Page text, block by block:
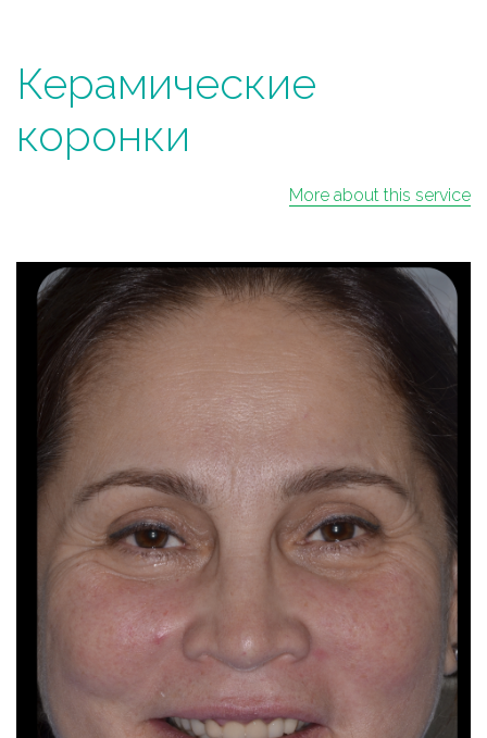
Керамические
коронки
More about this service